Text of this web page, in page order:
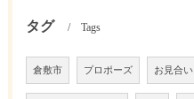
タグ Tags
倉敷市 プロポーズ お見合い